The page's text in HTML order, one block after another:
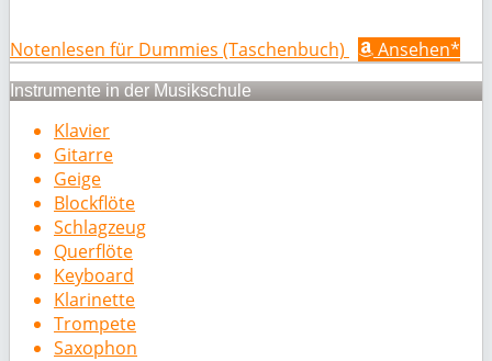
Notenlesen für Dummies (Taschenbuch) Ansehen*
Instrumente in der Musikschule
Klavier
Gitarre
Geige
Blockflöte
Schlagzeug
Querflöte
Keyboard
Klarinette
Trompete
Saxophon